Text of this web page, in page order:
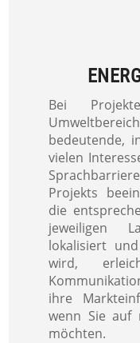
Bei
bedeutende,
vielen
Projekts
die
jeweiligen
lokalisiert
wird,
ihre
wenn Sie auf
möchten.